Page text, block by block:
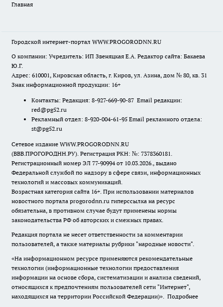
Главная
Городской интернет-портал WWW.PROGORODNN.RU
О компании: Учредитель: ИП Звеняцкая Е.А. Редактор сайта: Бакаева
Ю.Г.
Адрес: 610001, Кировская область, г. Киров, ул. Азина, дом № 80, кв. 31
Знак информационной продукции: 16+
Контакты: Редакция: 8-927-669-90-87 Email редакции:
red@pg52.ru
Рекламный отдел: 8-920-004-61-95 Email рекламного отдела:
st@pg52.ru
Сетевое издание WWW.PROGORODNN.RU
(ВВВ.ПРОГОРОДНН.РУ). Регистрация РКН: №: 7378360181.
Регистрационный номер ЭЛ 77-90994 от 10.03.2026., выдано
Федеральной службой по надзору в сфере связи, информационных
технологий и массовых коммуникаций.
Возрастная категория сайта 16+. При использовании материалов
новостного портала progorodnn.ru гиперссылка на ресурс
обязательна, в противном случае будут применены нормы
законодательства РФ об авторских и смежных правах.
Редакция портала не несет ответственности за комментарии
пользователей, а также материалы рубрики "народные новости".
«На информационном ресурсе применяются рекомендательные
технологии (информационные технологии предоставления
информации на основе сбора, систематизации и анализа сведений,
относящихся к предпочтениям пользователей сети "Интернет",
находящихся на территории Российской Федерации)». Подробнее